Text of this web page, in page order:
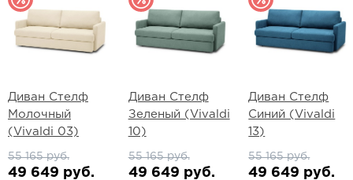
Диван Стелф
Молочный
(Vivaldi 03)
55 165 руб.
49 649 руб.
Диван Стелф
Зеленый (Vivaldi
10)
55 165 руб.
49 649 руб.
Диван Стелф
Синий (Vivaldi
13)
55 165 руб.
49 649 руб.